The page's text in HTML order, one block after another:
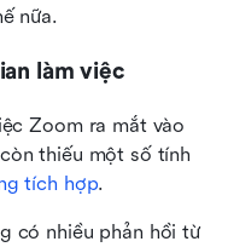
nữa.
làm việc
Zoom ra mắt vào
thiếu một số tính
tích hợp.
có nhiều phản hồi từ